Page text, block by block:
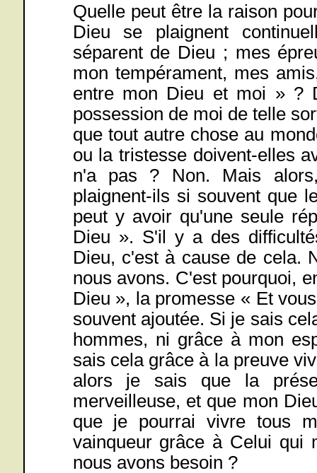
Quelle peut être la raison
Dieu se plaignent
séparent de Dieu ; mes
mon tempérament, mes
entre mon Dieu et moi » ?
possession de moi de telle
que tout autre chose au
ou la tristesse doivent-elles
n'a pas ? Non. Mais
plaignent-ils si souvent que
peut y avoir qu'une seule
Dieu ». S'il y a des
Dieu, c'est à cause de cela.
nous avons. C'est pourquoi,
Dieu », la promesse « Et
souvent ajoutée. Si je sais
hommes, ni grâce à mon
sais cela grâce à la preuve
alors je sais que la
merveilleuse, et que mon
que je pourrai vivre tous
vainqueur grâce à Celui qui
nous avons besoin ?